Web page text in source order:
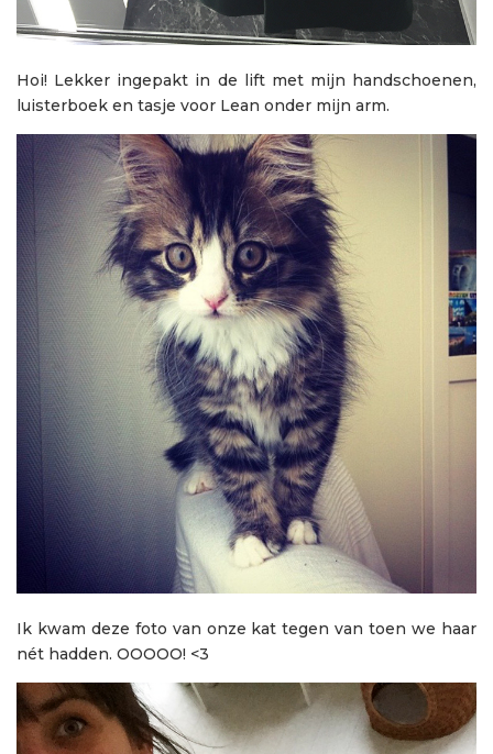
Hoi! Lekker ingepakt in de lift met mijn handschoenen,
luisterboek en tasje voor Lean onder mijn arm.
Ik kwam deze foto van onze kat tegen van toen we haar
nét hadden. OOOOO! <3